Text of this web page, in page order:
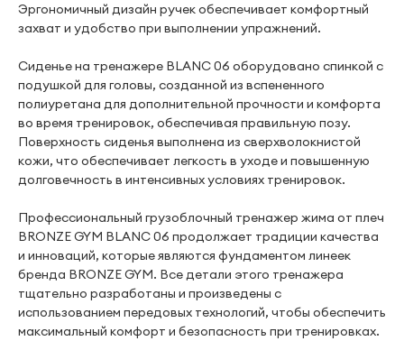
Эргономичный дизайн ручек обеспечивает комфортный
захват и удобство при выполнении упражнений.
Сиденье на тренажере BLANC 06 оборудовано спинкой с
подушкой для головы, созданной из вспененного
полиуретана для дополнительной прочности и комфорта
во время тренировок, обеспечивая правильную позу.
Поверхность сиденья выполнена из сверхволокнистой
кожи, что обеспечивает легкость в уходе и повышенную
долговечность в интенсивных условиях тренировок.
Профессиональный грузоблочный тренажер жима от плеч
BRONZE GYM BLANC 06 продолжает традиции качества
и инноваций, которые являются фундаментом линеек
бренда BRONZE GYM. Все детали этого тренажера
тщательно разработаны и произведены с
использованием передовых технологий, чтобы обеспечить
максимальный комфорт и безопасность при тренировках.